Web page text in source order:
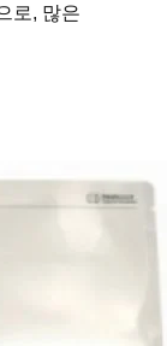
로, 많은